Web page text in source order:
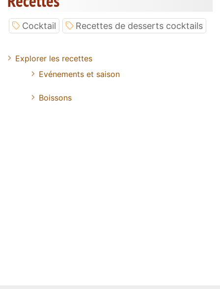
Cocktail Recettes de desserts cocktails
Explorer les recettes
Evénements et saison
Boissons